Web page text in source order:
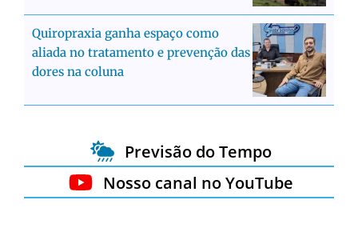
Quiropraxia ganha espaço como
aliada no tratamento e prevenção das
dores na coluna
Previsão do Tempo
Nosso canal no YouTube